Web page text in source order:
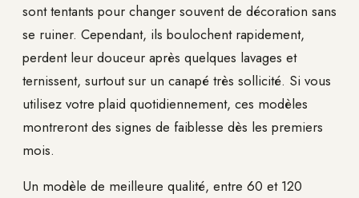
sont tentants pour changer souvent de décoration sans
se ruiner. Cependant, ils boulochent rapidement,
perdent leur douceur après quelques lavages et
ternissent, surtout sur un canapé très sollicité. Si vous
utilisez votre plaid quotidiennement, ces modèles
montreront des signes de faiblesse dès les premiers
mois.
Un modèle de meilleure qualité, entre 60 et 120